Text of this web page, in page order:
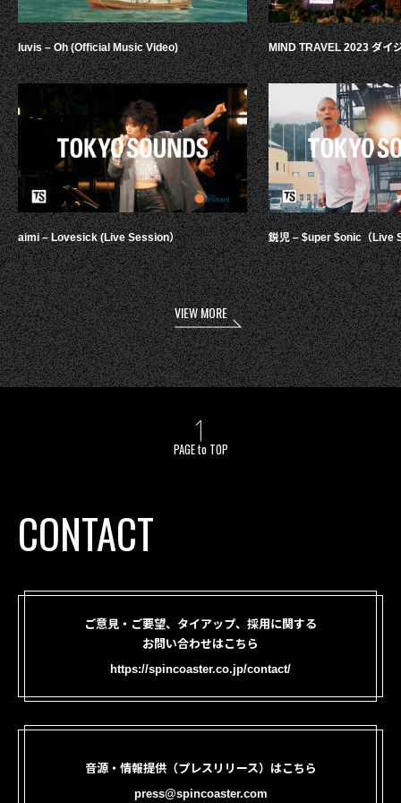
luvis – Oh (Official Music Video)
aimi – Lovesick (Live Session）
MIND TRAVEL 2023 ダイ
鋭児 – $uper $onic（Live
VIEW MORE
PAGE to TOP
CONTACT
ご意見・ご要望、タイアップ、採用に関する
お問い合わせはこちら
https://spincoaster.co.jp/contact/
音源・情報提供（プレスリリース）はこちら
press@spincoaster.com